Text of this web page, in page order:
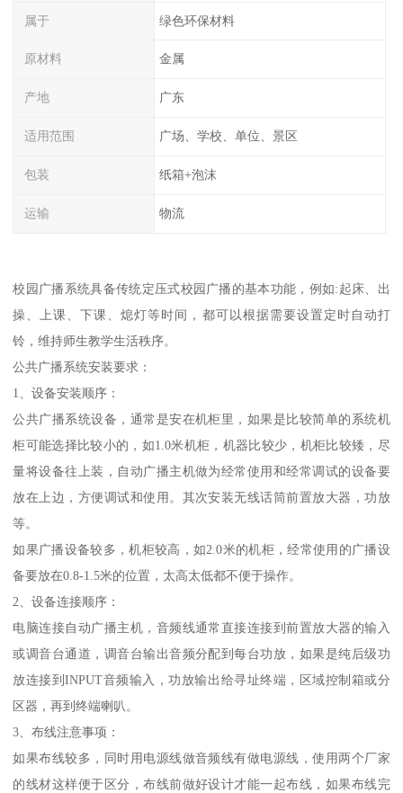
属于 绿色环保材料
原材料 金属
产地 广东
适用范围 广场、学校、单位、景区
包装 纸箱+泡沫
运输 物流
校园广播系统具备传统定压式校园广播的基本功能，例如:起床、出
操、上课、下课、熄灯等时间，都可以根据需要设置定时自动打
铃，维持师生教学生活秩序。
公共广播系统安装要求：
1、设备安装顺序：
公共广播系统设备，通常是安在机柜里，如果是比较简单的系统机
柜可能选择比较小的，如1.0米机柜，机器比较少，机柜比较矮，尽
量将设备往上装，自动广播主机做为经常使用和经常调试的设备要
放在上边，方便调试和使用。其次安装无线话筒前置放大器，功放
等。
如果广播设备较多，机柜较高，如2.0米的机柜，经常使用的广播设
备要放在0.8-1.5米的位置，太高太低都不便于操作。
2、设备连接顺序：
电脑连接自动广播主机，音频线通常直接连接到前置放大器的输入
或调音台通道，调音台输出音频分配到每台功放，如果是纯后级功
放连接到INPUT音频输入，功放输出给寻址终端，区域控制箱或分
区器，再到终端喇叭。
3、布线注意事项：
如果布线较多，同时用电源线做音频线有做电源线，使用两个厂家
的线材这样便于区分，布线前做好设计才能一起布线，如果布线完